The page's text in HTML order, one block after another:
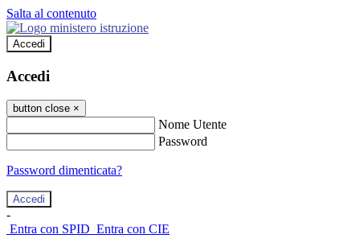
Salta al contenuto
Accedi
Accedi
button close ×
Nome Utente
Password
Password dimenticata?
-
Entra con SPID Entra con CIE